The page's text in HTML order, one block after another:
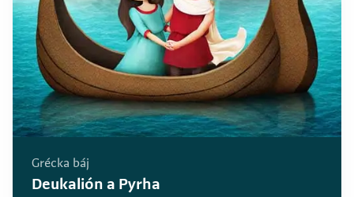
Grécka báj
Deukalión a Pyrha